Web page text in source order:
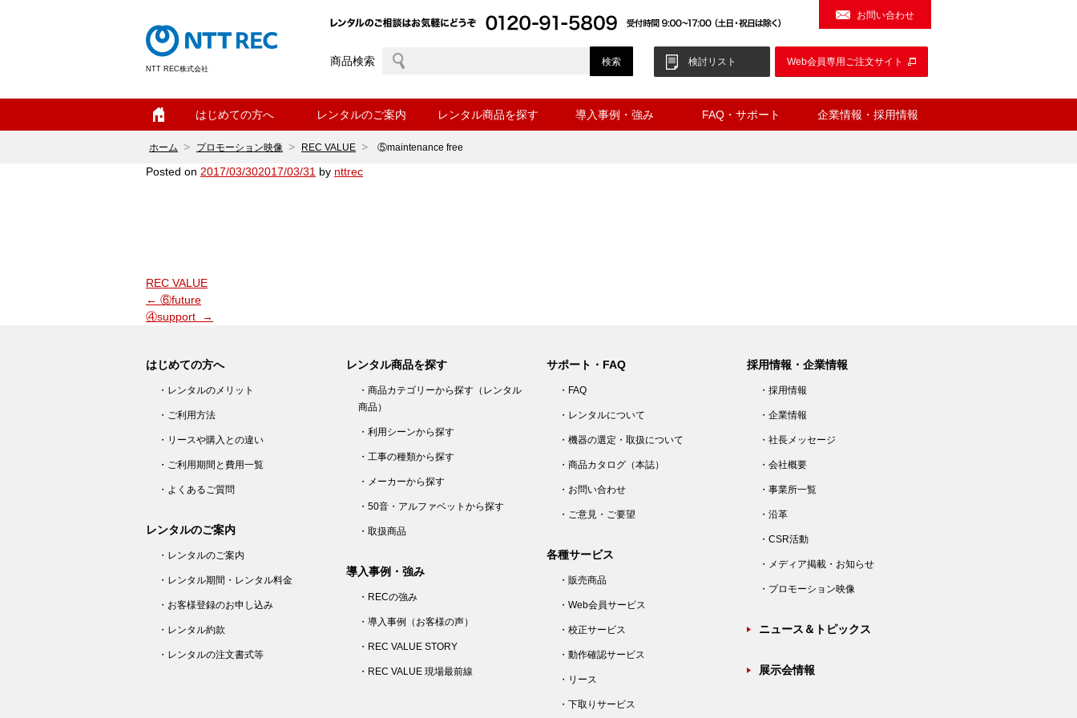
NTT REC株式会社
お問い合わせ
商品検索 検討リスト Web会員専用ご注文サイト
はじめての方へ レンタルのご案内 レンタル商品を探す 導入事例・強み FAQ・サポート 企業情報・採用情報
ホーム プロモーション映像 REC VALUE ⑤maintenance free
Posted on 2017/03/302017/03/31 by nttrec
カ
テ
ゴ
REC VALUE
投
稿
ナ
ー
シ
ン
← ⑥future
④support
→
はじめての方へ
・レンタルのメリット
・ご利用方法
・リースや購入との違い
・ご利用期間と費用一覧
・よくあるご質問
レンタルのご案内
・レンタルのご案内
・レンタル期間・レンタル料金
・お客様登録のお申し込み
・レンタル約款
・レンタルの注文書式等
レンタル商品を探す
・商品カテゴリーから探す（レンタル
商品）
・利用シーンから探す
・工事の種類から探す
・メーカーから探す
・50音・アルファベットから探す
・取扱商品
導入事例・強み
・RECの強み
・導入事例（お客様の声）
・REC VALUE STORY
・REC VALUE 現場最前線
サポート・FAQ
・FAQ
・レンタルについて
・機器の選定・取扱について
・商品カタログ（本誌）
・お問い合わせ
・ご意見・ご要望
各種サービス
・販売商品
・Web会員サービス
・校正サービス
・動作確認サービス
・リース
・下取りサービス
採用情報・企業情報
・採用情報
・企業情報
・社長メッセージ
・会社概要
・事業所一覧
・沿革
・CSR活動
・メディア掲載・お知らせ
・プロモーション映像
ニュース＆トピックス
展示会情報